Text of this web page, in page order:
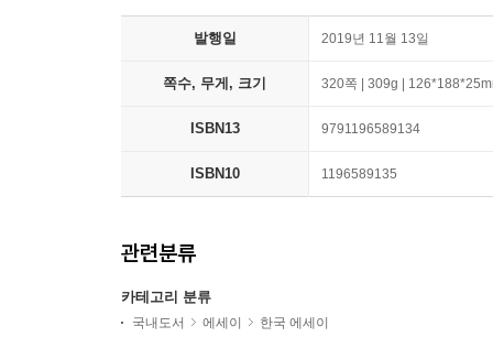
발행일 2019년 11월 13일
쪽수, 무게, 크기 320쪽 | 309g |
ISBN13 9791196589134
ISBN10 1196589135
관련분류
카테고리 분류
국내도서 에세이 한국 에세이